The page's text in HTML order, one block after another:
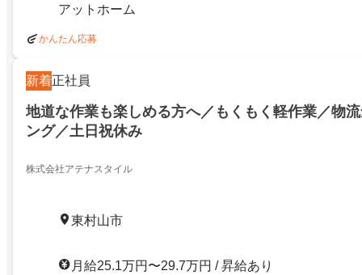
アットホーム
かんたん応募
新着正社員
地道な作業も楽しめる方へ／もくもく軽作業／物
ング／土日祝休み
株式会社アテナスタイル
東村山市
月給25.1万円〜29.7万円 / 昇給あり